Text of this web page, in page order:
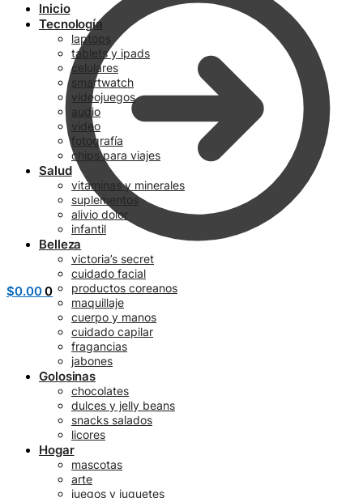
$0.00 0
Inicio
Tecnología
laptops
tablets y ipads
celulares
smartwatch
videojuegos
audio
video
fotografía
chips para viajes
Salud
vitaminas y minerales
suplementos
alivio dolor
infantil
Belleza
victoria’s secret
cuidado facial
productos coreanos
maquillaje
cuerpo y manos
cuidado capilar
fragancias
jabones
Golosinas
chocolates
dulces y jelly beans
snacks salados
licores
Hogar
mascotas
arte
juegos y juguetes